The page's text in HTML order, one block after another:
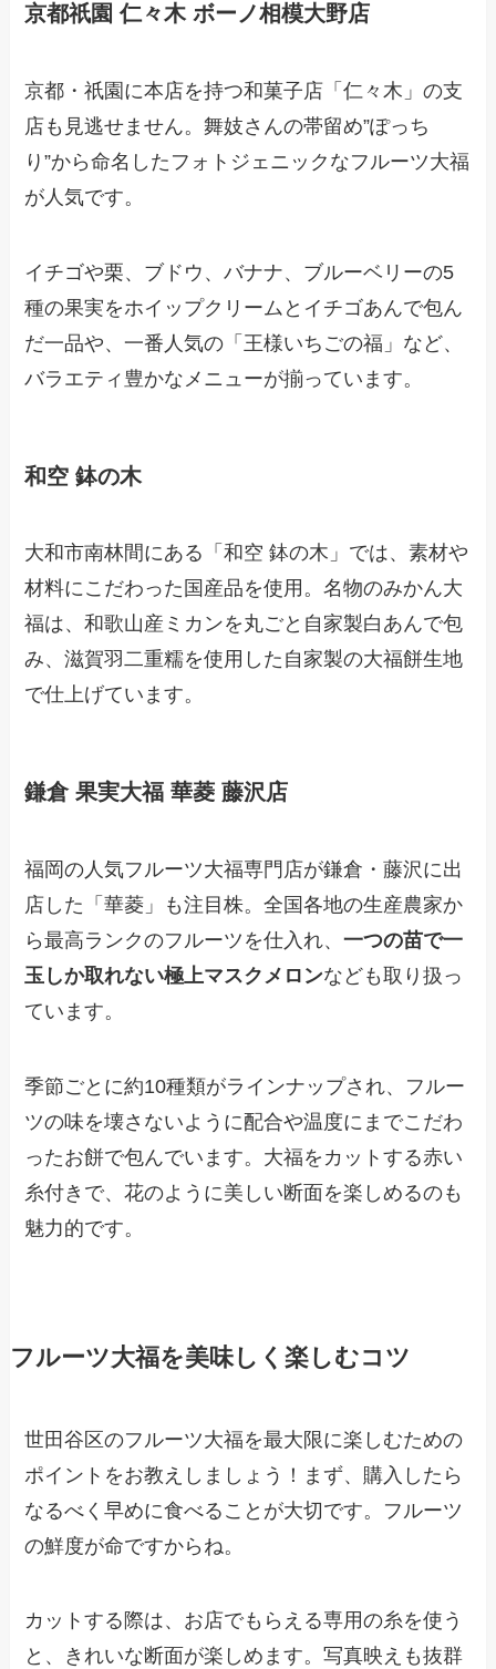
京都祇園 仁々木 ボーノ相模大野店
京都・祇園に本店を持つ和菓子店「仁々木」の支
店も見逃せません。舞妓さんの帯留め”ぽっち
り”から命名したフォトジェニックなフルーツ大福
が人気です。
イチゴや栗、ブドウ、バナナ、ブルーベリーの5
種の果実をホイップクリームとイチゴあんで包ん
だ一品や、一番人気の「王様いちごの福」など、
バラエティ豊かなメニューが揃っています。
和空 鉢の木
大和市南林間にある「和空 鉢の木」では、素材や
材料にこだわった国産品を使用。名物のみかん大
福は、和歌山産ミカンを丸ごと自家製白あんで包
み、滋賀羽二重糯を使用した自家製の大福餅生地
で仕上げています。
鎌倉 果実大福 華菱 藤沢店
福岡の人気フルーツ大福専門店が鎌倉・藤沢に出
店した「華菱」も注目株。全国各地の生産農家か
ら最高ランクのフルーツを仕入れ、一つの苗で一
玉しか取れない極上マスクメロンなども取り扱っ
ています。
季節ごとに約10種類がラインナップされ、フルー
ツの味を壊さないように配合や温度にまでこだわ
ったお餅で包んでいます。大福をカットする赤い
糸付きで、花のように美しい断面を楽しめるのも
魅力的です。
フルーツ大福を美味しく楽しむコツ
世田谷区のフルーツ大福を最大限に楽しむための
ポイントをお教えしましょう！まず、購入したら
なるべく早めに食べることが大切です。フルーツ
の鮮度が命ですからね。
カットする際は、お店でもらえる専用の糸を使う
と、きれいな断面が楽しめます。写真映えも抜群